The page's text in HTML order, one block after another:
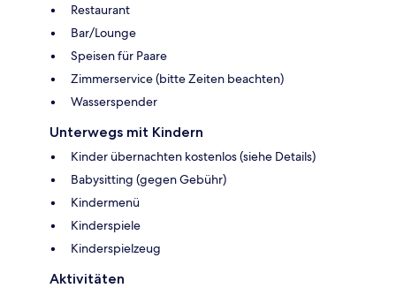
Restaurant
Bar/Lounge
Speisen für Paare
Zimmerservice (bitte Zeiten beachten)
Wasserspender
Unterwegs mit Kindern
Kinder übernachten kostenlos (siehe Details)
Babysitting (gegen Gebühr)
Kindermenü
Kinderspiele
Kinderspielzeug
Aktivitäten